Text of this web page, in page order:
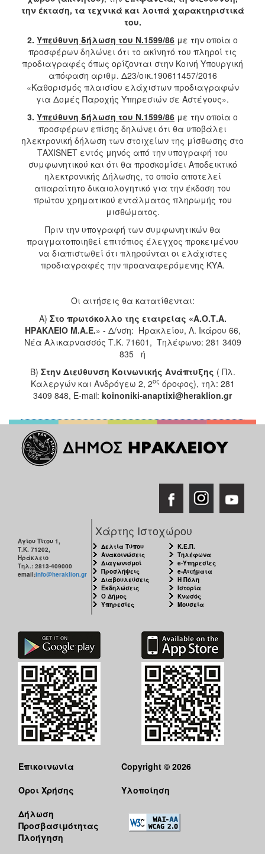
την έκταση, τα τεχνικά και λοιπά χαρακτηριστικά
του.
2. Υπεύθυνη δήλωση του Ν.1599/86 με την οποία ο
προσφέρων δηλώνει ότι το ακίνητό του πληροί τις
προδιαγραφές όπως ορίζονται στην Κοινή Υπουργική
απόφαση αριθμ. Δ23/οικ.190611457/2016
«Καθορισμός πλαισίου ελάχιστων προδιαγραφών
για Δομές Παροχής Υπηρεσιών σε Αστέγους».
3. Υπεύθυνη δήλωση του Ν.1599/86 με την οποία ο
προσφέρων επίσης δηλώνει ότι θα υποβάλει
ηλεκτρονική δήλωση των στοιχείων της μίσθωσης στο
ΤΑΧΙSΝΕΤ εντός μηνός από την υπογραφή του
συμφωνητικού και ότι θα προσκομίσει Αποδεικτικό
ηλεκτρονικής Δήλωσης, το οποίο αποτελεί
απαραίτητο δικαιολογητικό για την έκδοση του
πρώτου χρηματικού εντάλματος πληρωμής του
μισθώματος.
Πριν την υπογραφή των συμφωνητικών θα
πραγματοποιηθεί επιτόπιος έλεγχος προκειμένου
να διαπιστωθεί ότι πληρούνται οι ελάχιστες
προδιαγραφές την προαναφερόμενης ΚΥΑ.
Οι αιτήσεις θα κατατίθενται:
Α) Στο πρωτόκολλο της εταιρείας «Α.Ο.Τ.Α.
ΗΡΑΚΛΕΙΟ Μ.Α.Ε.» - Δ/νση: Ηρακλείου, Λ. Ικάρου 66,
Νέα Αλικαρνασσός Τ.Κ. 71601, Τηλέφωνο: 281 3409
835 ή
Β) Στην Διεύθυνση Κοινωνικής Ανάπτυξης ( Πλ.
Καλεργών και Ανδρόγεω 2, 2ος όροφος), τηλ: 281
3409 848, E-mail: koinoniki-anaptixi@heraklion.gr
Αγίου Τίτου 1,
Τ.Κ. 71202,
Ηράκλειο
Τηλ.: 2813-409000
email:info@heraklion.gr
Χάρτης Ιστοχώρου
Δελτία Τύπου
Ανακοινώσεις
Διαγωνισμοί
Προσλήψεις
Διαβουλεύσεις
Εκδηλώσεις
Ο Δήμος
Υπηρεσίες
Κ.Ε.Π.
Τηλέφωνα
e-Υπηρεσίες
e-Αιτήματα
Η Πόλη
Ιστορία
Κνωσός
Μουσεία
Επικοινωνία
Όροι Χρήσης
Δήλωση
Προσβασιμότητας
Πλοήγηση
Copyright © 2026
Υλοποίηση